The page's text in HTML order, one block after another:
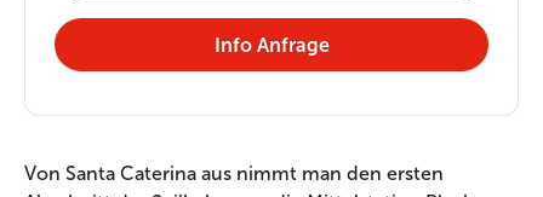
Von Santa Caterina aus nimmt man den ersten
Info Anfrage